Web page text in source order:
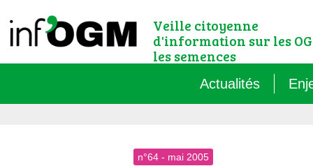
Veille citoyenne
d'information sur les
les semences
Actualités
n°64 - mai 2005